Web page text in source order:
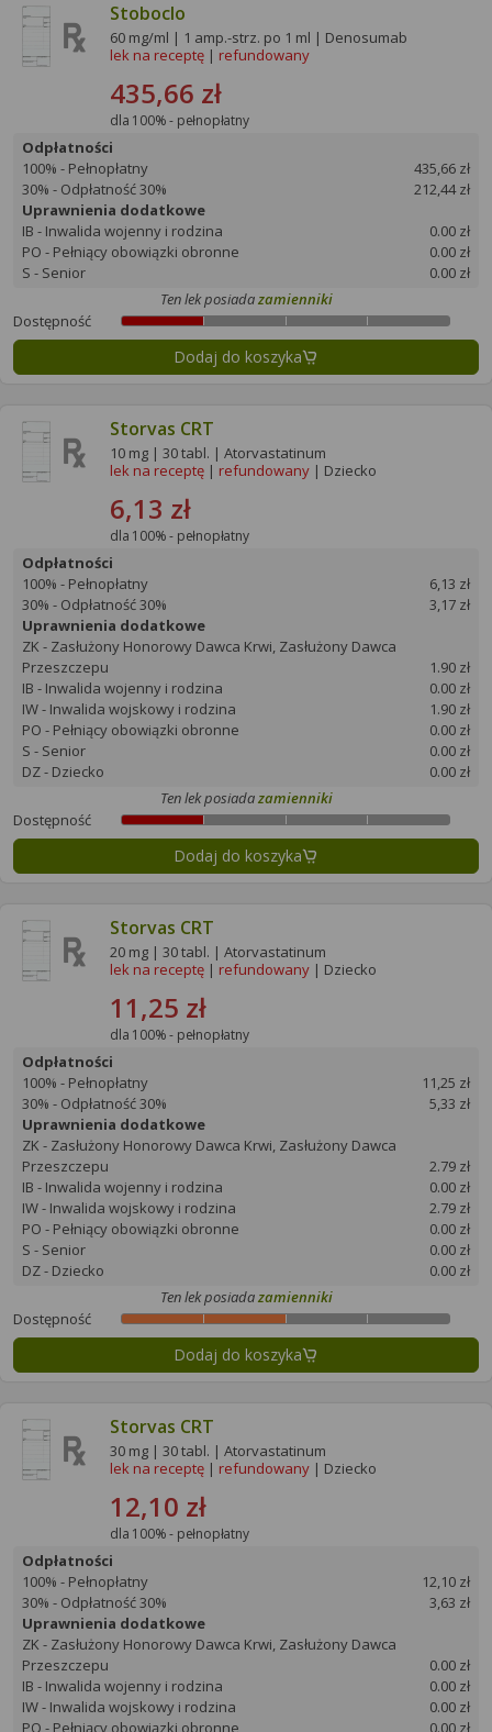
Stoboclo
60 mg/ml | 1 amp.-strz. po 1 ml | Denosumab
lek na receptę | refundowany
435,66 zł
dla 100% - pełnopłatny
Dostępność
Odpłatności
100% - Pełnopłatny
435,66 zł
30% - Odpłatność 30%
212,44 zł
Uprawnienia dodatkowe
IB - Inwalida wojenny i rodzina
0.00 zł
PO - Pełniący obowiązki obronne
0.00 zł
S - Senior
0.00 zł
Ten lek posiadazamienniki
Dodaj do koszyka
Storvas CRT
10 mg | 30 tabl. | Atorvastatinum
lek na receptę | refundowany | Dziecko
6,13 zł
dla 100% - pełnopłatny
Dostępność
Odpłatności
100% - Pełnopłatny
6,13 zł
30% - Odpłatność 30%
3,17 zł
Uprawnienia dodatkowe
ZK - Zasłużony Honorowy Dawca Krwi, Zasłużony Dawca
Przeszczepu
1.90 zł
IB - Inwalida wojenny i rodzina
0.00 zł
IW - Inwalida wojskowy i rodzina
1.90 zł
PO - Pełniący obowiązki obronne
0.00 zł
S - Senior
0.00 zł
DZ - Dziecko
0.00 zł
Ten lek posiadazamienniki
Dodaj do koszyka
Storvas CRT
20 mg | 30 tabl. | Atorvastatinum
lek na receptę | refundowany | Dziecko
11,25 zł
dla 100% - pełnopłatny
Dostępność
Odpłatności
100% - Pełnopłatny
11,25 zł
30% - Odpłatność 30%
5,33 zł
Uprawnienia dodatkowe
ZK - Zasłużony Honorowy Dawca Krwi, Zasłużony Dawca
Przeszczepu
2.79 zł
IB - Inwalida wojenny i rodzina
0.00 zł
IW - Inwalida wojskowy i rodzina
2.79 zł
PO - Pełniący obowiązki obronne
0.00 zł
S - Senior
0.00 zł
DZ - Dziecko
0.00 zł
Ten lek posiadazamienniki
Dodaj do koszyka
Storvas CRT
30 mg | 30 tabl. | Atorvastatinum
lek na receptę | refundowany | Dziecko
12,10 zł
dla 100% - pełnopłatny
Odpłatności
100% - Pełnopłatny
12,10 zł
30% - Odpłatność 30%
3,63 zł
Uprawnienia dodatkowe
ZK - Zasłużony Honorowy Dawca Krwi, Zasłużony Dawca
Przeszczepu
0.00 zł
IB - Inwalida wojenny i rodzina
0.00 zł
IW - Inwalida wojskowy i rodzina
0.00 zł
PO - Pełniący obowiązki obronne
0.00 zł